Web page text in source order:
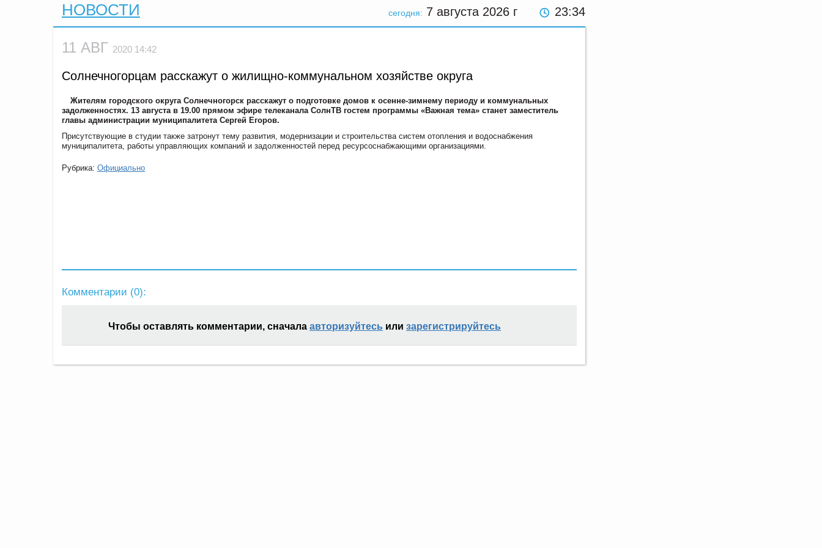
сегодня: 7 августа 2026 г 23:34
НОВОСТИ
11 АВГ 2020 14:42
Солнечногорцам расскажут о жилищно-коммунальном хозяйстве округа
Жителям городского округа Солнечногорск расскажут о подготовке домов к осенне-зимнему периоду и коммунальных
задолженностях. 13 августа в 19.00 прямом эфире телеканала СолнТВ гостем программы «Важная тема» станет заместитель
главы администрации муниципалитета Сергей Егоров.
Присутствующие в студии также затронут тему развития, модернизации и строительства систем отопления и водоснабжения
муниципалитета, работы управляющих компаний и задолженностей перед ресурсоснабжающими организациями.
Рубрика: Официально
Комментарии (0):
Чтобы оставлять комментарии, сначала авторизуйтесь или зарегистрируйтесь